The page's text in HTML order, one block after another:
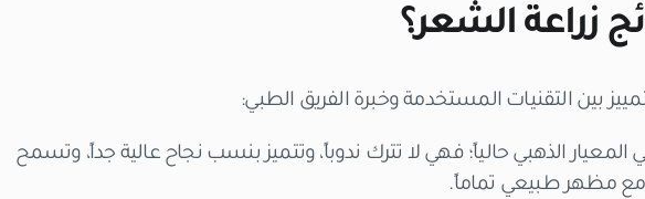
زراعة الشعر؟
بين التقنيات المستخدمة وخبرة الفريق الطبي:
المعيار الذهبي حالياً؛ فهي لا تترك ندوباً، وتتميز بنسب نجاح عالية جداً، وتسمح
مع مظهر طبيعي تماماً.